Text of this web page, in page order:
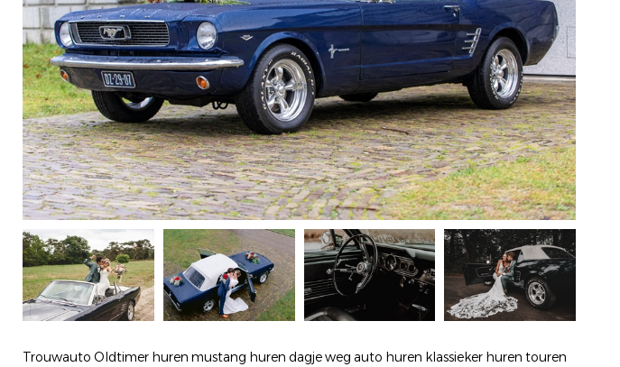
Trouwauto Oldtimer huren mustang huren dagje weg auto huren klassieker huren touren